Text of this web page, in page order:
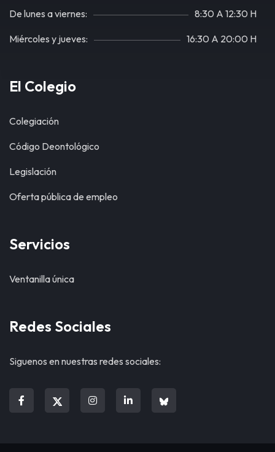
De lunes a viernes: 8:30 A 12:30 H
Miércoles y jueves: 16:30 A 20:00 H
El Colegio
Colegiación
Código Deontológico
Legislación
Oferta pública de empleo
Servicios
Ventanilla única
Redes Sociales
Siguenos en nuestras redes sociales: